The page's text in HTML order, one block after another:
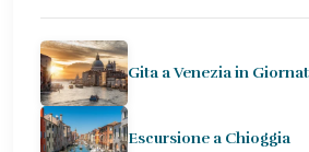
Gita a Venezia in
Escursione a Chioggia